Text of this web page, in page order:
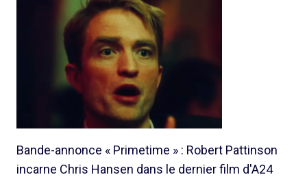
Bande-annonce « Primetime » : Robert Pattinson
incarne Chris Hansen dans le dernier film d'A24